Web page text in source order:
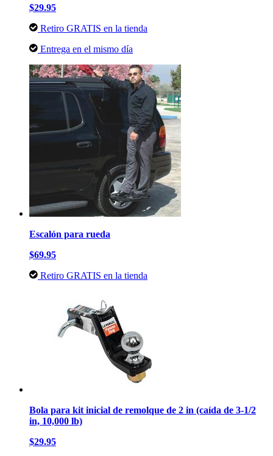
$29.95
Retiro GRATIS en la tienda
Entrega en el mismo día
Escalón para rueda
$69.95
Retiro GRATIS en la tienda
Bola para kit inicial de remolque de 2 in (caída de 3-1/2
in, 10,000 lb)
$29.95